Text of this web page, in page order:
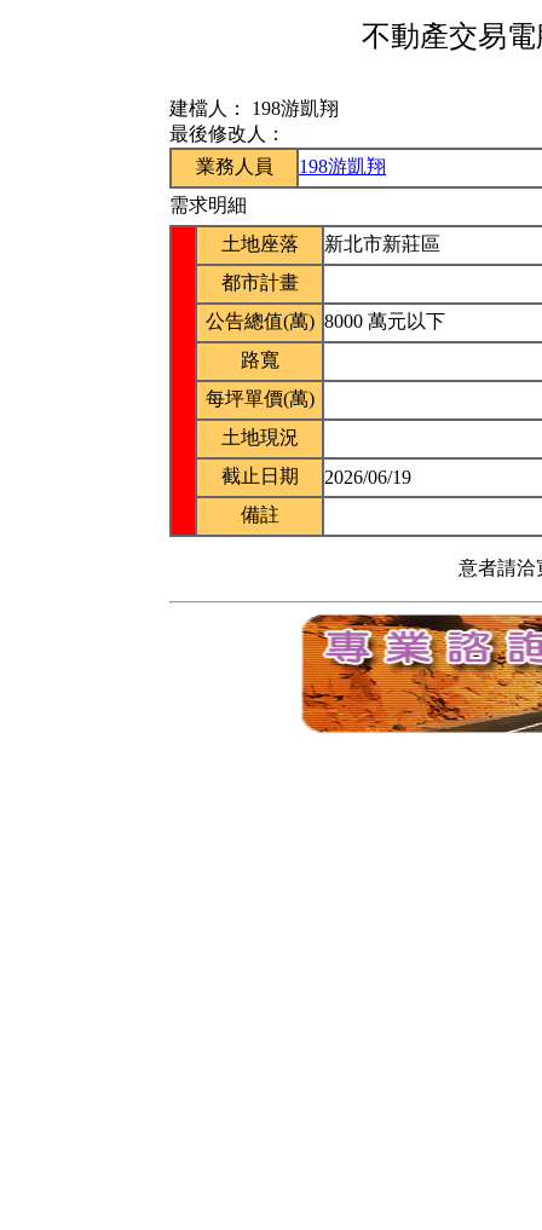
不動產交易
建檔人： 198游凱翔
最後修改人：
業務人員
198游凱翔
需求明細
土地座落
新北市新莊區
都市計畫
公告總值(萬) 8000 萬元以下
路寬
每坪單價(萬)
土地現況
截止日期
2026/06/19
備註
意者請洽